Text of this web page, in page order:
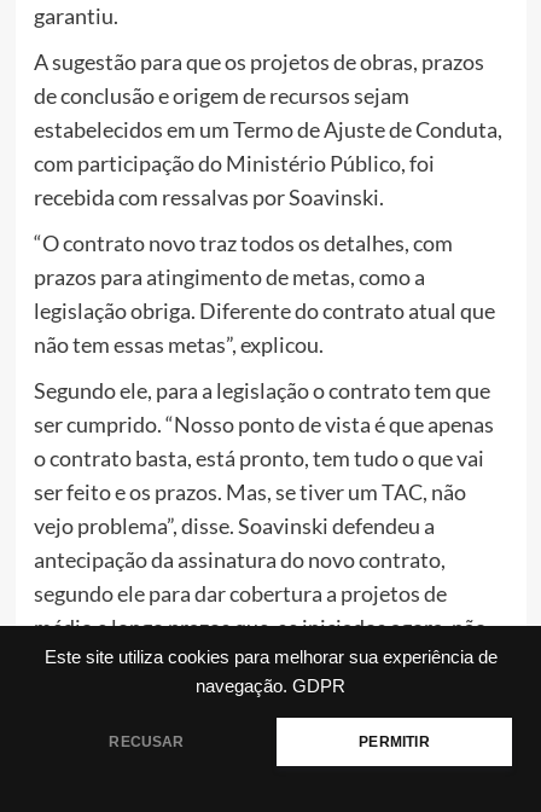
Este site utiliza cookies para melhorar sua experiência de
navegação. GDPR
RECUSAR PERMITIR
garantiu.
A sugestão para que os projetos de obras, prazos
de conclusão e origem de recursos sejam
estabelecidos em um Termo de Ajuste de Conduta,
com participação do Ministério Público, foi
recebida com ressalvas por Soavinski.
“O contrato novo traz todos os detalhes, com
prazos para atingimento de metas, como a
legislação obriga. Diferente do contrato atual que
não tem essas metas”, explicou.
Segundo ele, para a legislação o contrato tem que
ser cumprido. “Nosso ponto de vista é que apenas
o contrato basta, está pronto, tem tudo o que vai
ser feito e os prazos. Mas, se tiver um TAC, não
vejo problema”, disse. Soavinski defendeu a
antecipação da assinatura do novo contrato,
segundo ele para dar cobertura a projetos de
médio e longo prazos que, se iniciados agora, não
terminariam antes de 2023, quando se encerra o
contrato que está em vigor.
O promotor Paulo Henrique Martorini lembrou
que, antes de tudo isso acontecer, é preciso